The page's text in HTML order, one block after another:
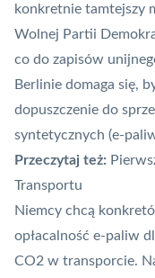
konkretnie tamtejszy
Wolnej Partii
co do zapisów
Berlinie domaga się,
dopuszczenie do
syntetycznych (e-
Przeczytaj też:
Transportu
Niemcy chcą
opłacalność e-paliw
CO2 w transporcie.